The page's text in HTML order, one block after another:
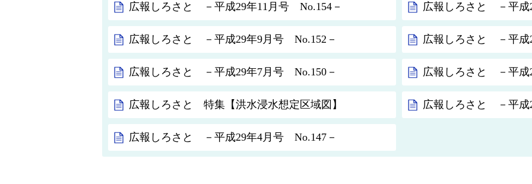
広報しろさと －平成29年11月号 No.154－ 広報しろさと －平成
広報しろさと －平成29年9月号 No.152－ 広報しろさと －平
広報しろさと －平成29年7月号 No.150－ 広報しろさと －平
広報しろさと 特集【洪水浸水想定区域図】 広報しろさと －平
広報しろさと －平成29年4月号 No.147－